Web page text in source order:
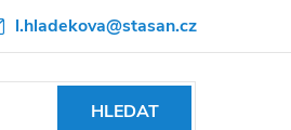
l.hladekova@stasan.cz
HLEDAT